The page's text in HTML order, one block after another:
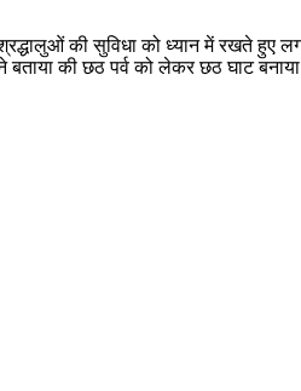
की सुविधा को ध्यान में रखते हुए
की छठ पर्व को लेकर छठ घाट बनाया